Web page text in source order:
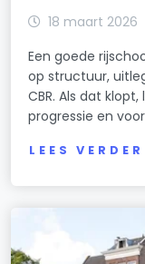
18 maart 2026
Een goede
op structuur,
CBR. Als dat
progressie en
LEES VERDER